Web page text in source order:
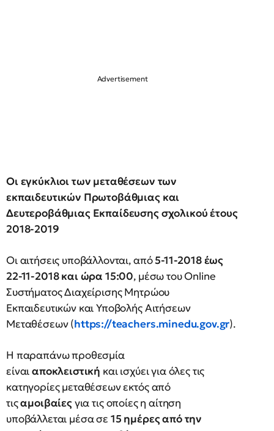
Οι εγκύκλιοι των μεταθέσεων των
εκπαιδευτικών Πρωτοβάθμιας και
Δευτεροβάθμιας Εκπαίδευσης σχολικού έτους
2018-2019
Οι αιτήσεις υποβάλλονται, από5-11-2018 έως
22-11-2018 και ώρα 15:00, μέσω του Online
Συστήματος Διαχείρισης Μητρώου
Εκπαιδευτικών και Υποβολής Αιτήσεων
Μεταθέσεων (https://teachers.minedu.gov.gr).
Η παραπάνω προθεσμία
είναιαποκλειστική και ισχύει για όλες τις
κατηγορίες μεταθέσεων εκτός από
τιςαμοιβαίεςγια τις οποίες η αίτηση
υποβάλλεται μέσα σε 15 ημέρες από την